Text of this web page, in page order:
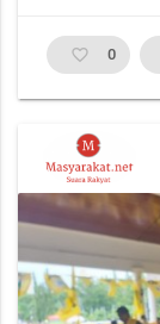
favorite_border 0